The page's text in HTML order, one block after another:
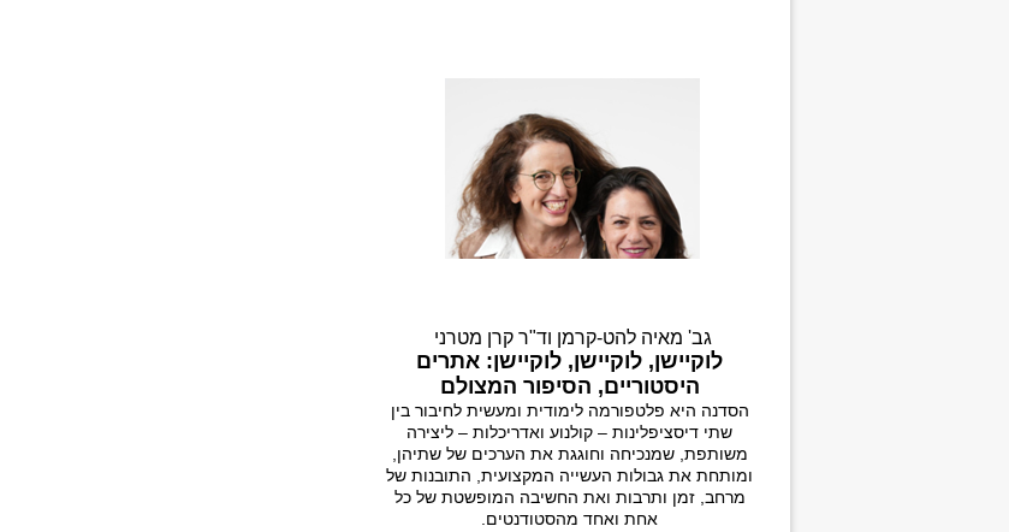
גב' מאיה להט-קרמן וד"ר קרן מטרני
לוקיישן, לוקיישן, לוקיישן: אתרים
היסטוריים, הסיפור המצולם
הסדנה היא פלטפורמה לימודית ומעשית לחיבור בין
שתי דיסציפלינות – קולנוע ואדריכלות – ליצירה
משותפת, שמנכיחה וחוגגת את הערכים של שתיהן,
ומותחת את גבולות העשייה המקצועית, התובנות של
מרחב, זמן ותרבות ואת החשיבה המופשטת של כל
אחת ואחד מהסטודנטים.